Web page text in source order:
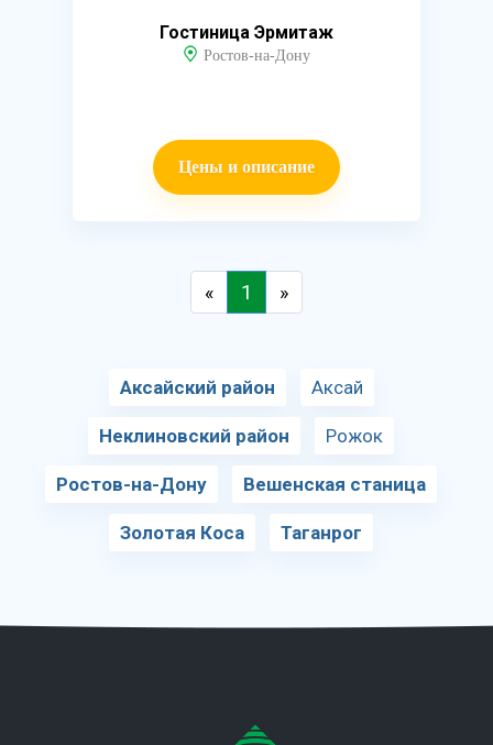
Гостиница Эрмитаж
Ростов-на-Дону
Цены и описание
« 1 »
Аксайский район Аксай
Неклиновский район Рожок
Ростов-на-Дону Вешенская станица
Золотая Коса Таганрог